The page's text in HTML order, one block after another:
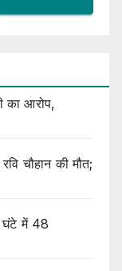
का आरोप,
चौहान की मौत;
घंटे में 48